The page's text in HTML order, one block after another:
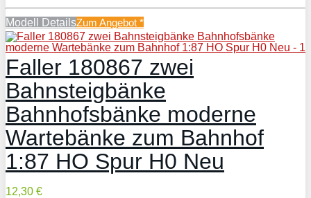
Modell DetailsZum Angebot *
Faller 180867 zwei
Bahnsteigbänke
Bahnhofsbänke moderne
Wartebänke zum Bahnhof
1:87 HO Spur H0 Neu
12,30 €